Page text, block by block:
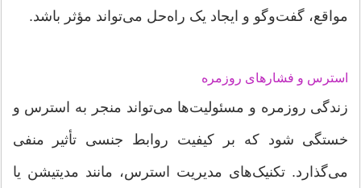
مواقع، گفت‌وگو و ایجاد یک راه‌حل می‌تواند مؤثر باشد.
استرس و فشارهای روزمره
زندگی روزمره و مسئولیت‌ها می‌تواند منجر به استرس و
خستگی شود که بر کیفیت روابط جنسی تأثیر منفی
می‌گذارد. تکنیک‌های مدیریت استرس، مانند مدیتیشن یا